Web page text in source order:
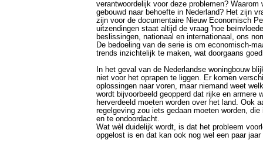
verantwoordelijk voor deze problemen? Waarom
gebouwd naar behoefte in Nederland? Het zijn
zijn voor de documentaire Nieuw Economisch
uitzendingen staat altijd de vraag 'hoe
beslissingen, nationaal en internationaal, ons
De bedoeling van de serie is om economisch-
trends inzichtelijk te maken, wat doorgaans
In het geval van de Nederlandse woningbouw
niet voor het oprapen te liggen. Er komen
oplossingen naar voren, maar niemand weet
wordt bijvoorbeeld geopperd dat rijke en armere
herverdeeld moeten worden over het land. Ook
regelgeving zou iets gedaan moeten worden,
en te ondoordacht.
Wat wèl duidelijk wordt, is dat het probleem
opgelost is en dat kan ook nog wel een paar jaar